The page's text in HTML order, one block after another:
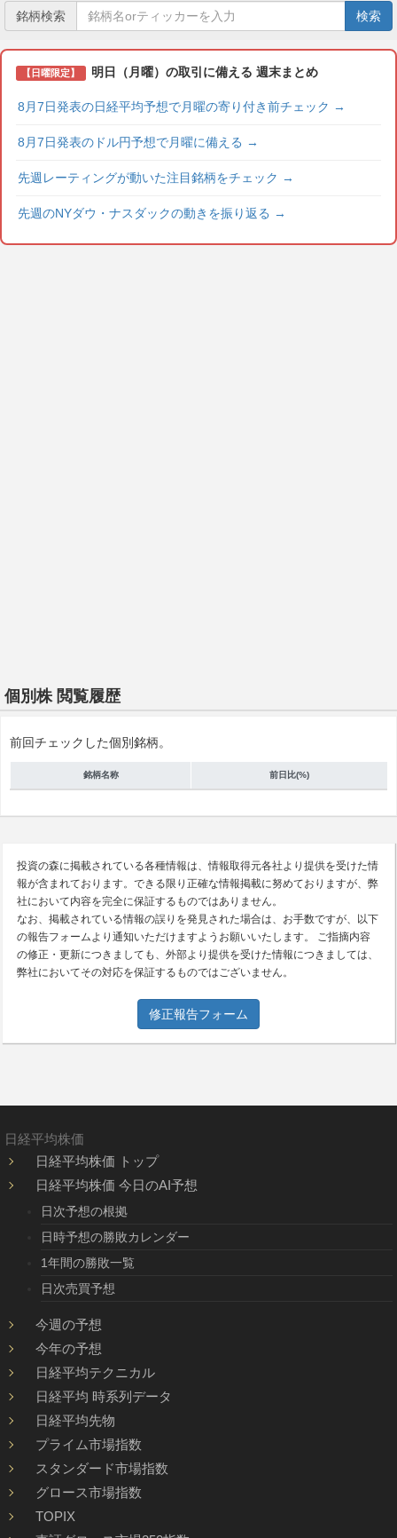
銘柄検索 検索
【日曜限定】 明日（月曜）の取引に備える 週末まとめ
8月7日発表の日経平均予想で月曜の寄り付き前チェック →
8月7日発表のドル円予想で月曜に備える →
先週レーティングが動いた注目銘柄をチェック →
先週のNYダウ・ナスダックの動きを振り返る →
個別株 閲覧履歴
前回チェックした個別銘柄。
銘柄名称 前日比(%)
投資の森に掲載されている各種情報は、情報取得元各社より提供を受けた情
報が含まれております。できる限り正確な情報掲載に努めておりますが、弊
社において内容を完全に保証するものではありません。
なお、掲載されている情報の誤りを発見された場合は、お手数ですが、以下
の報告フォームより通知いただけますようお願いいたします。 ご指摘内容
の修正・更新につきましても、外部より提供を受けた情報につきましては、
弊社においてその対応を保証するものではございません。
修正報告フォーム
日経平均株価
日経平均株価 トップ
日経平均株価 今日のAI予想
日次予想の根拠
日時予想の勝敗カレンダー
1年間の勝敗一覧
日次売買予想
今週の予想
今年の予想
日経平均テクニカル
日経平均 時系列データ
日経平均先物
プライム市場指数
スタンダード市場指数
グロース市場指数
TOPIX